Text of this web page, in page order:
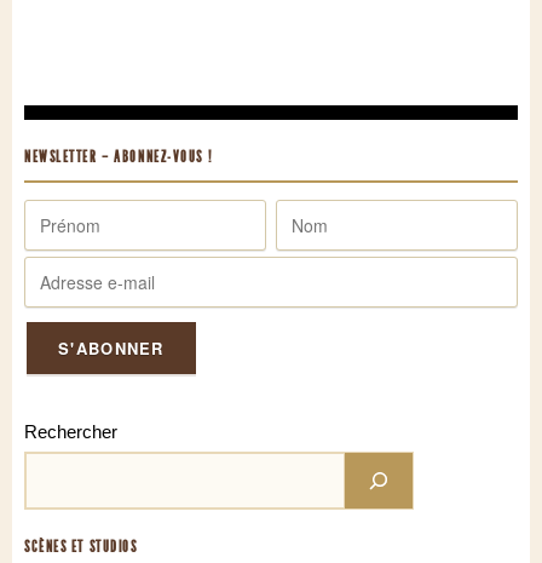
NEWSLETTER – ABONNEZ-VOUS !
Rechercher
SCÈNES ET STUDIOS